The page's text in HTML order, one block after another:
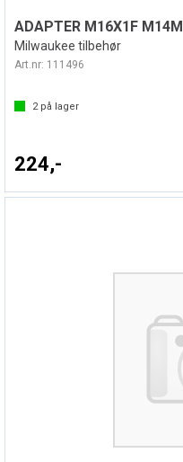
ADAPTER M16X1F M14M
Milwaukee tilbehør
Art.nr: 111496
2på lager
224,-